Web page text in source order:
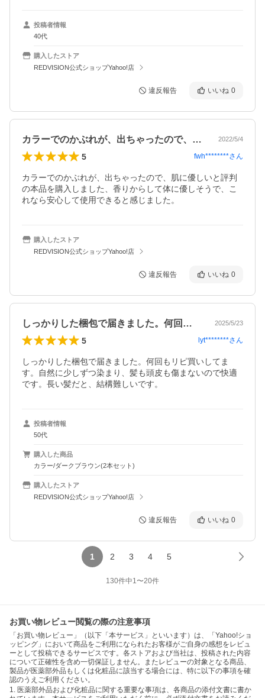
投稿者情報
40代
購入したストア
REDVISION公式ショップYahoo!店
違反報告 いいね 0
カラーでのかぶれが、出ちゃったので、肌… 2022/5/4
5 fwh********さん
カラーでのかぶれが、出ちゃったので、肌に優しいと評判
の本品を購入しました、香りからして体に優しそうで、こ
れなら安心して使用できると感じました。
購入したストア
REDVISION公式ショップYahoo!店
違反報告 いいね 0
しっかりした梱包で届きました。何回もリ… 2025/5/23
5 lyt********さん
しっかりした梱包で届きました。何回もリピ買いしてま
す。自然に少しずつ染まり、髪も頭皮も傷まないので快適
です。長い髪だと、結構難しいです。
投稿者情報
50代
購入した商品
カラー/ダークブラウン(2本セット)
購入したストア
REDVISION公式ショップYahoo!店
違反報告 いいね 0
1 2 3 4 5
130件中1〜20件
お買い物レビュー閲覧の際の注意事項
「お買い物レビュー」（以下「本サービス」といいます）は、「Yahoo!ショ
ッピング」において商品をご利用になられたお客様がご自身の感想をレビュ
ーとして投稿できるサービスです。各ストアおよび当社は、投稿された内容
について正確性を含め一切保証しません。またレビューの対象となる商品、
製品が医薬部外品もしくは化粧品に該当する場合には、特に以下の事項を確
認のうえご利用ください。
1. 医薬部外品および化粧品に関する重要な事項は、各商品の添付文書に書か